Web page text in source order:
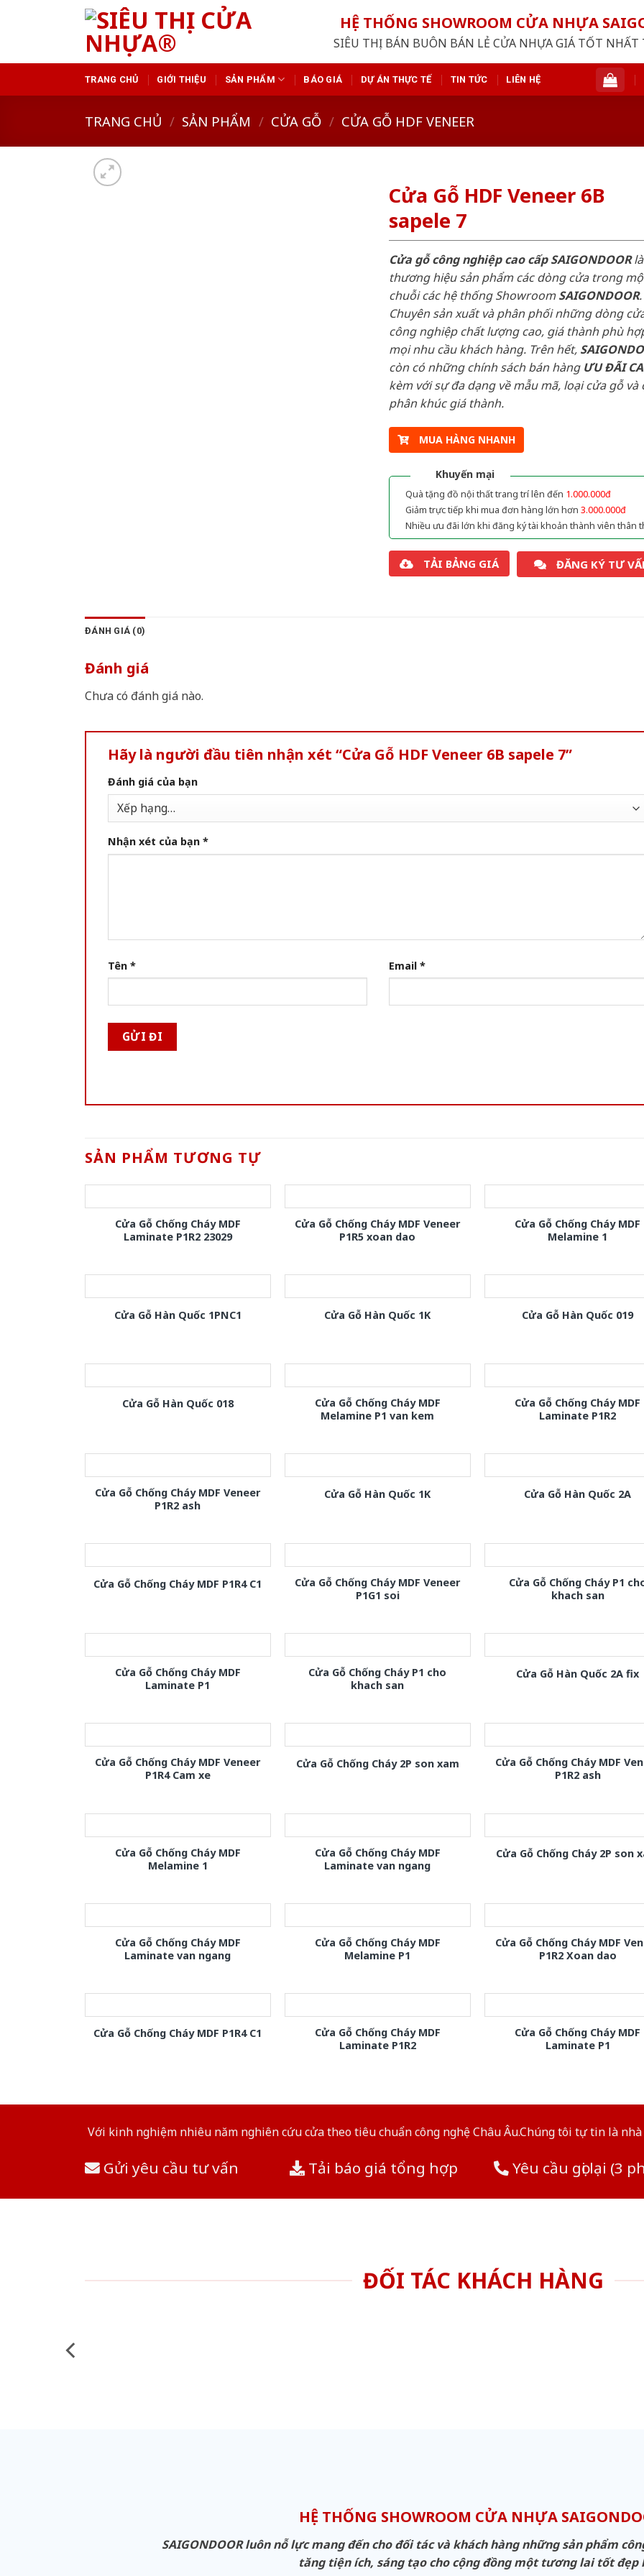
HỆ THỐNG SHOWROOM CỬA NHỰA
SIÊU THỊ BÁN BUÔN BÁN LẺ CỬA NHỰA GIÁ TỐT NHẤT
TRANG CHỦ GIỚI THIỆU SẢN PHẨM BÁO GIÁ DỰ ÁN THỰC TẾ TIN TỨC LIÊN HỆ
TRANG CHỦ / SẢN PHẨM / CỬA GỖ / CỬA GỖ HDF VENEER
Cửa Gỗ HDF Veneer 6B
sapele 7
Cửa gỗ công nghiệp cao cấp SAIGONDOORlà
thương hiệu sản phẩm các dòng cửa trong
chuỗi các hệ thống ShowroomSAIGONDOOR.
Chuyên sản xuất và phân phối những dòng
công nghiệp chất lượng cao, giá thành phù
mọi nhu cầu khách hàng. Trên hết,
còn có những chính sách bán hàng ƯU ĐÃI
kèm với sự đa dạng về mẫu mã, loại cửa gỗ và
phân khúc giá thành.
MUA HÀNG NHANH
Khuyến mại
Quà tặng đồ nội thất trang trí lên đến 1.000.000đ
Giảm trực tiếp khi mua đơn hàng lớn hơn 3.000.000đ
Nhiều ưu đãi lớn khi đăng ký tài khoản thành viên thân
TẢI BẢNG GIÁ ĐĂNG KÝ TƯ
ĐÁNH GIÁ (0)
Đánh giá
Chưa có đánh giá nào.
Hãy là người đầu tiên nhận xét “Cửa Gỗ HDF Veneer 6B sapele 7”
Đánh giá của bạn
Nhận xét của bạn *
Tên * Email *
SẢN PHẨM TƯƠNG TỰ
Cửa Gỗ Chống Cháy MDF
Laminate P1R2 23029
Cửa Gỗ Chống Cháy MDF Veneer
P1R5 xoan dao
Cửa Gỗ Chống Cháy MDF
Melamine 1
Cửa Gỗ Hàn Quốc 1PNC1 Cửa Gỗ Hàn Quốc 1K Cửa Gỗ Hàn Quốc 019
Cửa Gỗ Hàn Quốc 018
Cửa Gỗ Chống Cháy MDF
Melamine P1 van kem
Cửa Gỗ Chống Cháy MDF
Laminate P1R2
Cửa Gỗ Chống Cháy MDF Veneer
P1R2 ash
Cửa Gỗ Hàn Quốc 1K Cửa Gỗ Hàn Quốc 2A
Cửa Gỗ Chống Cháy MDF P1R4 C1
Cửa Gỗ Chống Cháy MDF Veneer
P1G1 soi
Cửa Gỗ Chống Cháy P1
khach san
Cửa Gỗ Chống Cháy MDF
Laminate P1
Cửa Gỗ Chống Cháy P1 cho
khach san
Cửa Gỗ Hàn Quốc 2A fix
Cửa Gỗ Chống Cháy MDF Veneer
P1R4 Cam xe
Cửa Gỗ Chống Cháy 2P son xam
Cửa Gỗ Chống Cháy MDF
P1R2 ash
Cửa Gỗ Chống Cháy MDF
Melamine 1
Cửa Gỗ Chống Cháy MDF
Laminate van ngang
Cửa Gỗ Chống Cháy 2P son
Cửa Gỗ Chống Cháy MDF
Laminate van ngang
Cửa Gỗ Chống Cháy MDF
Melamine P1
Cửa Gỗ Chống Cháy MDF
P1R2 Xoan dao
Cửa Gỗ Chống Cháy MDF P1R4 C1
Cửa Gỗ Chống Cháy MDF
Laminate P1R2
Cửa Gỗ Chống Cháy MDF
Laminate P1
Với kinh nghiệm nhiêu năm nghiên cứu cửa theo tiêu chuẩn công nghệ Châu Âu.Chúng tôi tự tin là
Gửi yêu cầu tư vấn Tải báo giá tổng hợp Yêu cầu gọi lại (3
ĐỐI TÁC KHÁCH HÀNG
HỆ THỐNG SHOWROOM CỬA NHỰA
SAIGONDOOR luôn nỗ lực mang đến cho đối tác và khách hàng những sản phẩm
tăng tiện ích, sáng tạo cho cộng đồng một tương lai tốt đẹp